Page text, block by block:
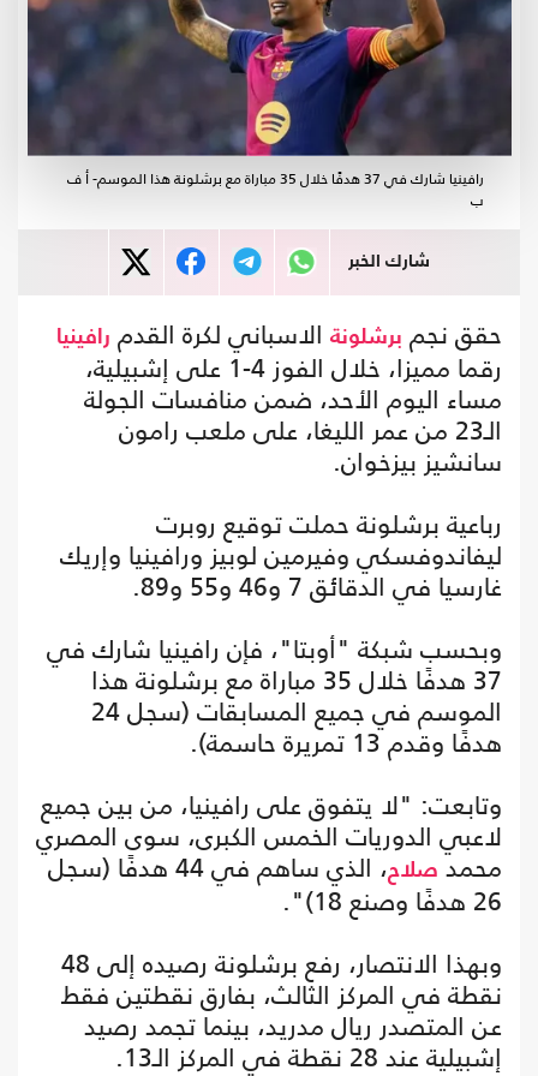
رافينيا شارك في 37 هدفًا خلال 35 مباراة مع برشلونة هذا الموسم- أ ف
ب
شارك الخبر
حقق نجم برشلونة الاسباني لكرة القدم رافينيا
رقما مميزا، خلال الفوز 4-1 على إشبيلية،
مساء اليوم الأحد، ضمن منافسات الجولة
الـ23 من عمر الليغا، على ملعب رامون
سانشيز بيزخوان.
رباعية برشلونة حملت توقيع روبرت
ليفاندوفسكي وفيرمين لوبيز ورافينيا وإريك
غارسيا في الدقائق 7 و46 و55 و89.
وبحسب شبكة "أوبتا"، فإن رافينيا شارك في
37 هدفًا خلال 35 مباراة مع برشلونة هذا
الموسم في جميع المسابقات (سجل 24
هدفًا وقدم 13 تمريرة حاسمة).
وتابعت: "لا يتفوق على رافينيا، من بين جميع
لاعبي الدوريات الخمس الكبرى، سوى المصري
محمد صلاح
، الذي ساهم في 44 هدفًا (سجل
26 هدفًا وصنع 18)".
وبهذا الانتصار، رفع برشلونة رصيده إلى 48
نقطة في المركز الثالث، بفارق نقطتين فقط
عن المتصدر ريال مدريد، بينما تجمد رصيد
إشبيلية عند 28 نقطة في المركز الـ13.